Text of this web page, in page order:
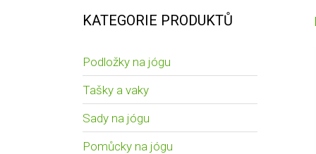
KATEGORIE PRODUKTŮ
Podložky na jógu
Tašky a vaky
Sady na jógu
Pomůcky na jógu